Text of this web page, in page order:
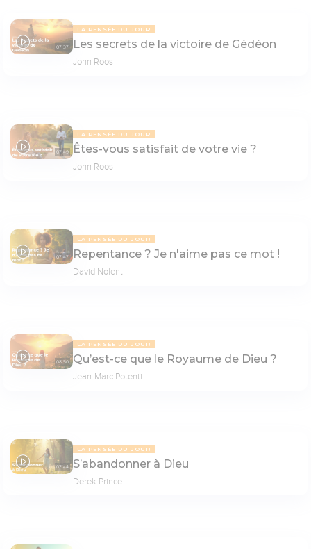
07:37
LA PENSÉE DU JOUR
Les secrets de la victoire de Gédéon
John Roos
07:49
LA PENSÉE DU JOUR
Êtes-vous satisfait de votre vie ?
John Roos
07:47
LA PENSÉE DU JOUR
Repentance ? Je n'aime pas ce mot !
David Nolent
08:50
LA PENSÉE DU JOUR
Qu’est-ce que le Royaume de Dieu ?
Jean-Marc Potenti
07:44
LA PENSÉE DU JOUR
S’abandonner à Dieu
Derek Prince